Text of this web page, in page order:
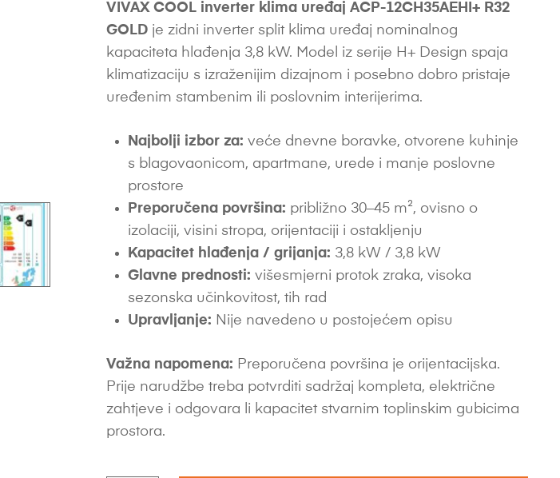
VIVAX COOL inverter klima uređaj ACP-12CH35AEHI+ R32
GOLD je zidni inverter split klima uređaj nominalnog
kapaciteta hlađenja 3,8 kW. Model iz serije H+ Design spaja
klimatizaciju s izraženijim dizajnom i posebno dobro pristaje
uređenim stambenim ili poslovnim interijerima.
Najbolji izbor za: veće dnevne boravke, otvorene kuhinje
s blagovaonicom, apartmane, urede i manje poslovne
prostore
Preporučena površina: približno 30–45 m², ovisno o
izolaciji, visini stropa, orijentaciji i ostakljenju
Kapacitet hlađenja / grijanja: 3,8 kW / 3,8 kW
Glavne prednosti: višesmjerni protok zraka, visoka
sezonska učinkovitost, tih rad
Upravljanje: Nije navedeno u postojećem opisu
Važna napomena: Preporučena površina je orijentacijska.
Prije narudžbe treba potvrditi sadržaj kompleta, električne
zahtjeve i odgovara li kapacitet stvarnim toplinskim gubicima
prostora.